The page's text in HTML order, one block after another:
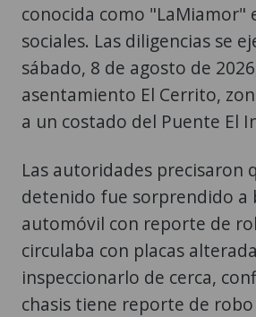
conocida como "LaMiamor"
sociales. Las diligencias se
sábado, 8 de agosto de
asentamiento El Cerrito,
a un costado del Puente El
Las autoridades precisaron
detenido fue sorprendido a
automóvil con reporte de
circulaba con placas
inspeccionarlo de cerca,
chasis tiene reporte de